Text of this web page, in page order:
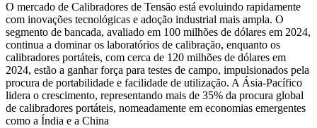
O mercado de Calibradores de Tensão está evoluindo rapidamente
com inovações tecnológicas e adoção industrial mais ampla. O
segmento de bancada, avaliado em 100 milhões de dólares em 2024,
continua a dominar os laboratórios de calibração, enquanto os
calibradores portáteis, com cerca de 120 milhões de dólares em
2024, estão a ganhar força para testes de campo, impulsionados pela
procura de portabilidade e facilidade de utilização. A Ásia-Pacífico
lidera o crescimento, representando mais de 35% da procura global
de calibradores portáteis, nomeadamente em economias emergentes
como a Índia e a China